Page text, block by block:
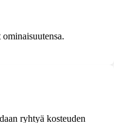
ryhtyä kosteuden